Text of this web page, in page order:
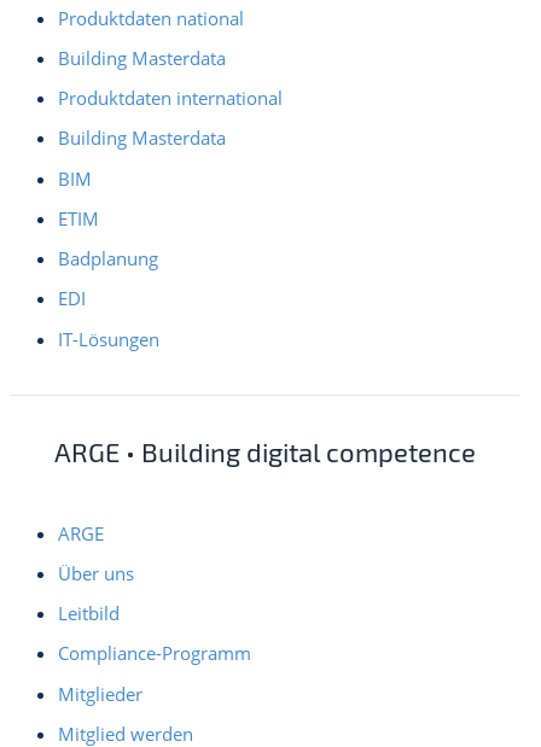
Produktdaten national
Building Masterdata
Produktdaten international
Building Masterdata
BIM
ETIM
Badplanung
EDI
IT-Lösungen
ARGE • Building digital competence
ARGE
Über uns
Leitbild
Compliance-Programm
Mitglieder
Mitglied werden